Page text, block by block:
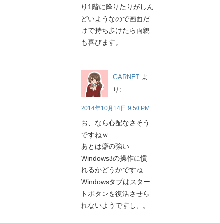
り1階に降りたりがしん
どいようなので画面だ
けで持ち歩けたら両親
も喜びます。
GARNET よ
り:
2014年10月14日 9:50 PM
お、なら心配なさそう
ですねｗ
あとは癖の強い
Windows8の操作に慣
れるかどうかですね…
Windowsタブはスター
トボタンを復活させら
れないようですし。。